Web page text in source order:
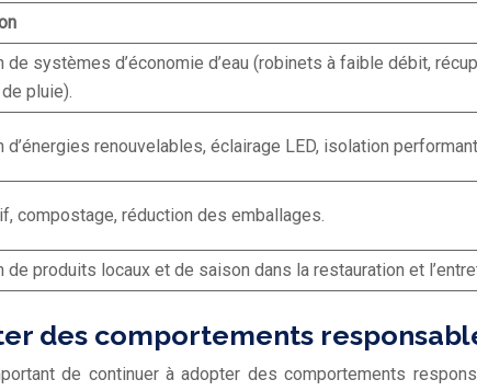
de systèmes d’économie d’eau (robinets à faible débit,
pluie).
d’énergies renouvelables, éclairage LED, isolation
compostage, réduction des emballages.
de produits locaux et de saison dans la restauration et
des comportements
de continuer à adopter des comportements